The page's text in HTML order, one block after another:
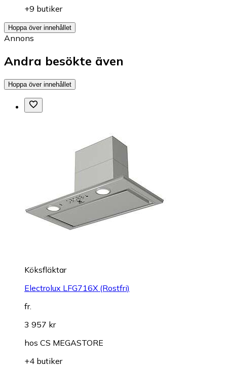
+9 butiker
Hoppa över innehållet
Annons
Andra besökte även
Hoppa över innehållet
Köksfläktar
Electrolux LFG716X (Rostfri)
fr.
3 957 kr
hos CS MEGASTORE
+4 butiker